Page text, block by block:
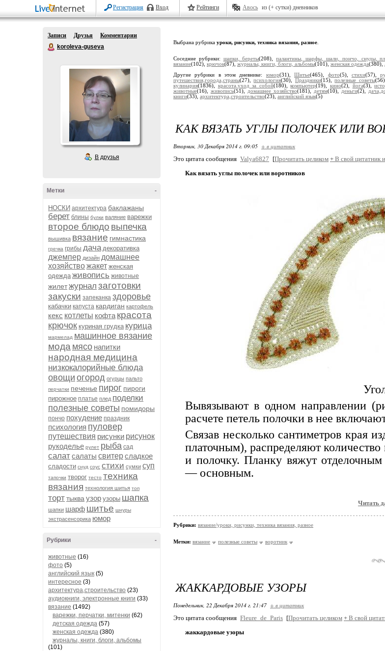
Регистрация Вход Рейтинги Авось из (+ сутки) дневников
Записи Друзья
Комментарии
koroleva-guseva
В друзья
-
Метки
НОСКИ архитектура баклажаны
берет блины булки валяние варежки
второе блюдо выпечка
вышивка вязание гимнастика
гречка грибы дача декоративка
джемпер дизайн домашнее
хозяйствожакет женская
одежда живопись животные
жилетжурнал заготовки
закуски запеканка здоровье
кабачки капуста кардиган картофель
кекс котлеты кофта красота
крючок куриная грудка курица
мармелад машинное вязание
мода мясо напитки
народная медицина
низкокалорийные блюда
овощи огород огурцы пальто
перчатки печенье пирог пироги
пирожное платье плед поделки
полезные советы помидоры
пончо похудение праздник
психология пуловер
путешествия рисунки рисунок
рукоделье рулет рыба сад
салатсалаты свитерсладкое
сладости снуд соус стихи сумки суп
тапочки творог тесто техника
вязания технология шитья топ
торттыква узор узоры шапка
шапки шарф шитье шнуры
экстрасенсорика юмор
-
Рубрики
животные (16)
фото (5)
английский язык (5)
интересное (3)
архитектура,строительство (23)
аудиокниги, электронные книги (33)
вязание (1492)
варежки, перчатки, митенки (62)
детская одежда (57)
женская одежда (380)
журналы, книги, блоги, альбомы
(101)
Выбрана рубрика уроки, рисунки, техника вязания, разное
Соседние рубрики: шапки, береты(208),палантины, шарфы, шали, пончо, снуды,
вязание(102), крючок(87), журналы, книги, блоги, альбомы(101), женская одежда(380),
Другие рубрики в этом дневнике: юмор(31),Шитье(465), фото(5), стихи(57),
путешествия,города,страны(27),психология(30), Праздники(15),полезные советы
кулинария(1836), красота,уход за собой(180),компьютер(19),кино(2), йога(3),
животные(16), живопись(51), домашнее хозяйство(181), детям(10), деньги(2),
книги(33), архитектура,строительство(23), английский язык(5)
КАК ВЯЗАТЬ УГЛЫ ПОЛОЧЕК ИЛИ
Вторник, 30 Декабря 2014 г. 09:05 + в цитатник
Это цитата сообщения Valya6827 [Прочитать целиком + В свой цитатник
Как вязать углы полочек или воротников
Вывязывают в одном направлении
расчете петель полочки в нее
Связав несколько сантиметров края
платочным), распределяют количество
и полочку. Планку вяжут
— основным.
Читать
Рубрики: вязание/уроки, рисунки, техника вязания, разное
Метки: вязание полезные советы воротник
ЖАККАРДОВЫЕ УЗОРЫ
Понедельник, 22 Декабря 2014 г. 21:47 + в цитатник
Это цитата сообщения Fleure_de_Paris [Прочитать целиком + В свой
жаккардовые узоры